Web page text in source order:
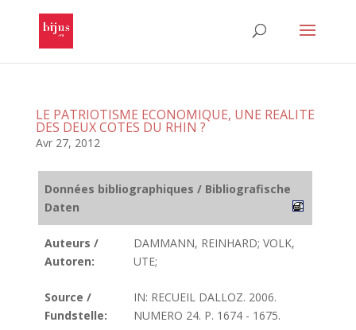
LE PATRIOTISME ECONOMIQUE, UNE REALITE
DES DEUX COTES DU RHIN ?
Avr 27, 2012
Données bibliographiques / Bibliografische
Daten
Auteurs /
Autoren:
DAMMANN, REINHARD; VOLK,
UTE;
Source /
Fundstelle:
IN: RECUEIL DALLOZ. 2006.
NUMERO 24. P. 1674 - 1675.